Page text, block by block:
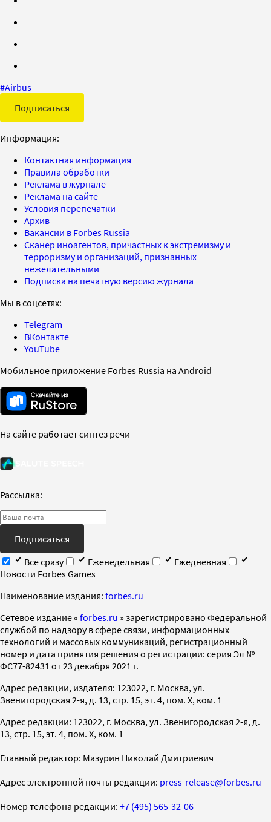
#Airbus
Подписаться
Информация:
Контактная информация
Правила обработки
Реклама в журнале
Реклама на сайте
Условия перепечатки
Архив
Вакансии в Forbes Russia
Сканер иноагентов, причастных к экстремизму и
терроризму и организаций, признанных
нежелательными
Подписка на печатную версию журнала
Мы в соцсетях:
Telegram
ВКонтакте
YouTube
Мобильное приложение Forbes Russia на Android
На сайте работает синтез речи
Рассылка:
Подписаться
Все сразу
Еженедельная
Ежедневная
Новости Forbes Games
Наименование издания: forbes.ru
Cетевое издание « forbes.ru » зарегистрировано Федеральной
службой по надзору в сфере связи, информационных
технологий и массовых коммуникаций, регистрационный
номер и дата принятия решения о регистрации: серия Эл №
ФС77-82431 от 23 декабря 2021 г.
Адрес редакции, издателя: 123022, г. Москва, ул.
Звенигородская 2-я, д. 13, стр. 15, эт. 4, пом. X, ком. 1
Адрес редакции: 123022, г. Москва, ул. Звенигородская 2-я, д.
13, стр. 15, эт. 4, пом. X, ком. 1
Главный редактор: Мазурин Николай Дмитриевич
Адрес электронной почты редакции: press-release@forbes.ru
Номер телефона редакции: +7 (495) 565-32-06